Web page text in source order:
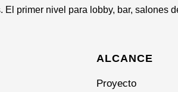
El primer nivel para lobby, bar, salones
ALCANCE
Proyecto